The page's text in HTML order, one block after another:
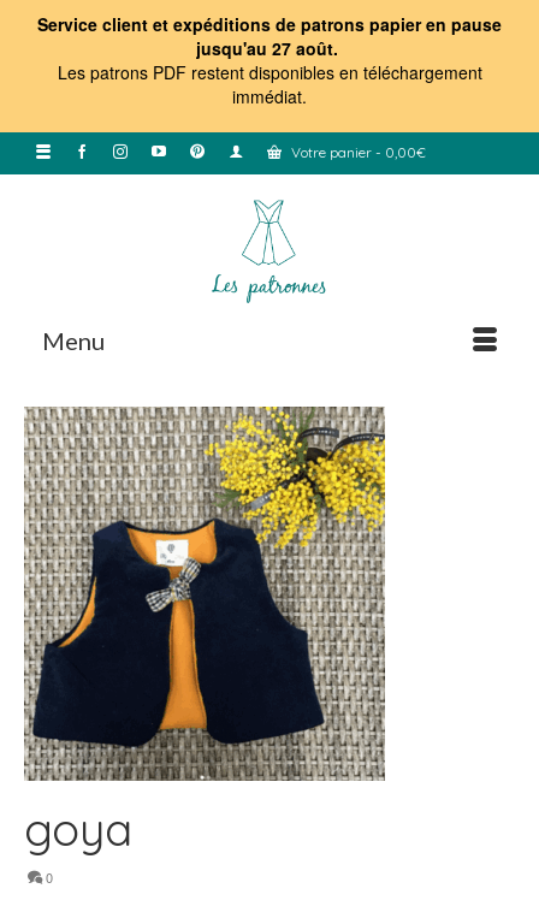
Service client et expéditions de patrons papier en pause
jusqu'au 27 août.
Les patrons PDF restent disponibles en téléchargement
immédiat.
Votre panier - 0,00€
Menu
goya
0